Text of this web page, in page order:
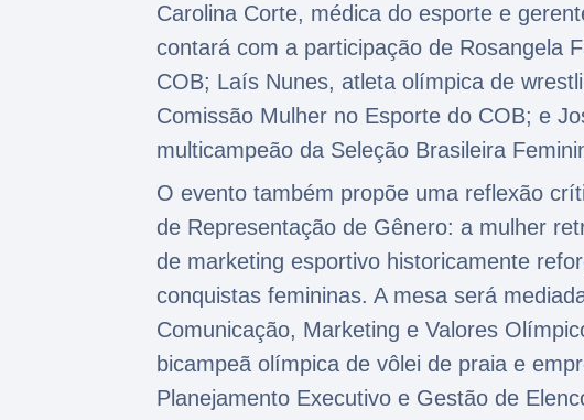
Carolina Corte, médica do esporte e
contará com a participação de Rosangela
COB; Laís Nunes, atleta olímpica de
Comissão Mulher no Esporte do COB; e
multicampeão da Seleção Brasileira
O evento também propõe uma reflexão
de Representação de Gênero: a mulher
de marketing esportivo historicamente
conquistas femininas. A mesa será
Comunicação, Marketing e Valores
bicampeã olímpica de vôlei de praia e
Planejamento Executivo e Gestão de